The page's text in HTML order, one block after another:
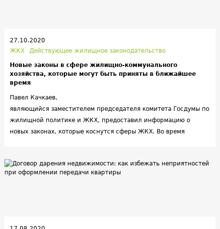
27.10.2020
ЖКХ
Действующее жилищное законодательство
Новые законы в сфере жилищно-коммунального
хозяйства, которые могут быть приняты в ближайшее
время
Павел Качкаев,
являющийся заместителем председателя комитета Госдумы по
жилищной политике и ЖКХ, предоставил информацию о
новых законах, которые коснутся сферы ЖКХ. Во время
данный момент находятся в стадии
разработки. Качкаев акцентировал внимание на том, что в